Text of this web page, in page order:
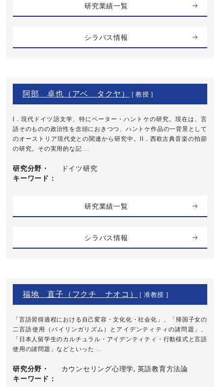
研究業績一覧
シラバス情報
阿部 卓也（アベ タクヤ） [ 教授 ]
I．現代ドイツ語文学、特にペーター・ハントケの研究。現在は、言
語そのものの政治性を念頭におきつつ、ハントケ作品の一背景として
のオーストリア現代史との関連から研究中。II．西欧古典音楽の拍節
の研究。その実用的な記 ...
研究分野・
キーワード
ドイツ研究
研究業績一覧
シラバス情報
福地 直子（フクチ ナオコ） [ 准教授 ]
「言語習得過程における自己変容・文化化・社会化」、「帰国子女の
二言語使用（バイリンガリズム）とアイデンティティの諸問題」、
「日本人留学生のカルチュラル・アイデンティティ・行動様式と言語
使用の諸問題」などといった ...
研究分野・
キーワード
カウンセリング心理学, 英語教育方法論